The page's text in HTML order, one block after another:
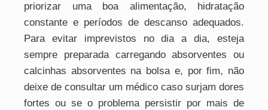
priorizar uma boa alimentação, hidratação
constante e períodos de descanso adequados.
Para evitar imprevistos no dia a dia, esteja
sempre preparada carregando absorventes ou
calcinhas absorventes na bolsa e, por fim, não
deixe de consultar um médico caso surjam dores
fortes ou se o problema persistir por mais de